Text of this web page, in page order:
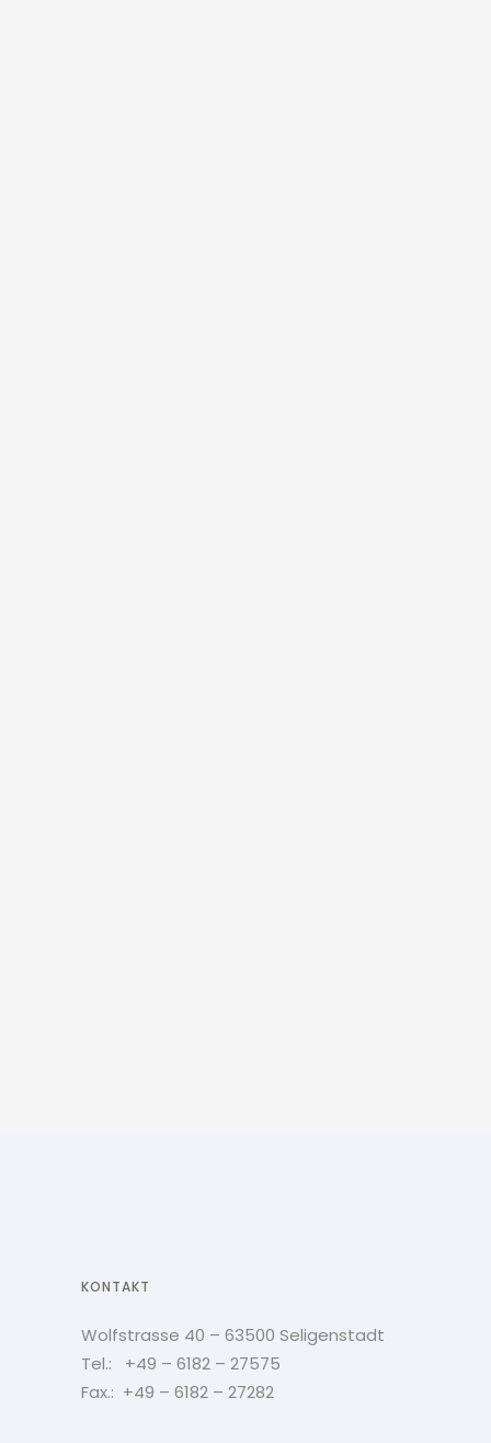
KONTAKT
Wolfstrasse 40 – 63500 Seligenstadt
Tel.: +49 – 6182 – 27575
Fax.: +49 – 6182 – 27282